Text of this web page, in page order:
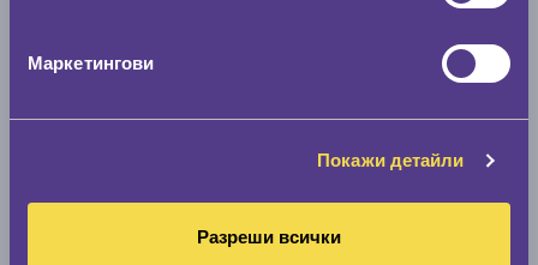
Маркетингови
Покажи детайли
Разреши всички
По марка автомобил